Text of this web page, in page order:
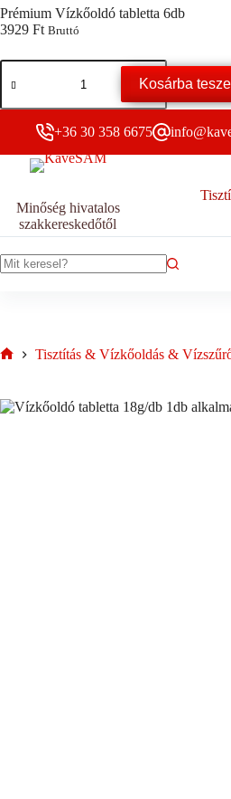
Prémium Vízkőoldó tabletta 6db
3929 Ft Bruttó
Prémium
Vízkőoldó
6db
mennyiség
Kosárba
+36 30 358 6675
Minőség hivatalos
szakkereskedőtől
Tisztítás & Vízkőoldás &